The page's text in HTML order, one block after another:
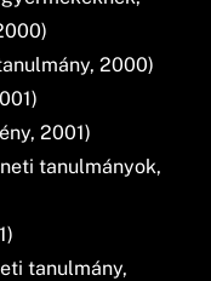
2000)
2001)
tanulmányok,
tanulmány,